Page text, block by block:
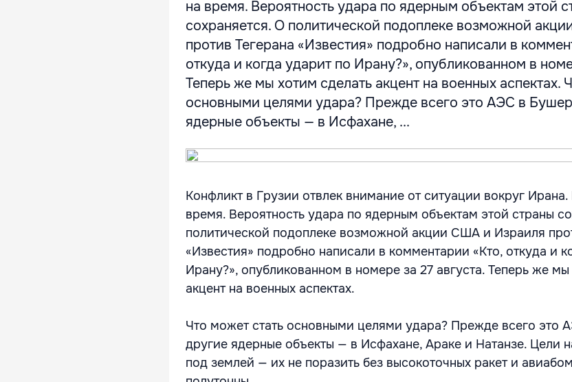
на время. Вероятность удара по ядерным объектам этой
сохраняется. О политической подоплеке возможной
против Тегерана «Известия» подробно написали в
откуда и когда ударит по Ирану?», опубликованном в
Теперь же мы хотим сделать акцент на военных аспектах.
основными целями удара? Прежде всего это АЭС в
ядерные объекты — в Исфахане, ...
Конфликт в Грузии отвлек внимание от ситуации вокруг Ирана.
время. Вероятность удара по ядерным объектам этой страны
политической подоплеке возможной акции США и Израиля
«Известия» подробно написали в комментарии «Кто, откуда и
Ирану?», опубликованном в номере за 27 августа. Теперь же
акцент на военных аспектах.
Что может стать основными целями удара? Прежде всего это
другие ядерные объекты — в Исфахане, Араке и Натанзе. Цели
под землей — их не поразить без высокоточных ракет и